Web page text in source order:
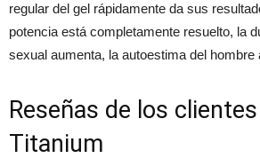
regular del gel rápidamente da sus
potencia está completamente resuelto, la
sexual aumenta, la autoestima del hombre
Reseñas de los clientes
Titanium